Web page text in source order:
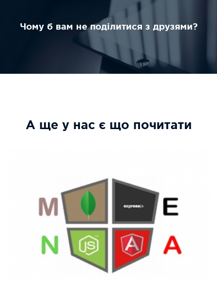
Чому б вам не поділитися з друзями?
А ще у нас є що почитати